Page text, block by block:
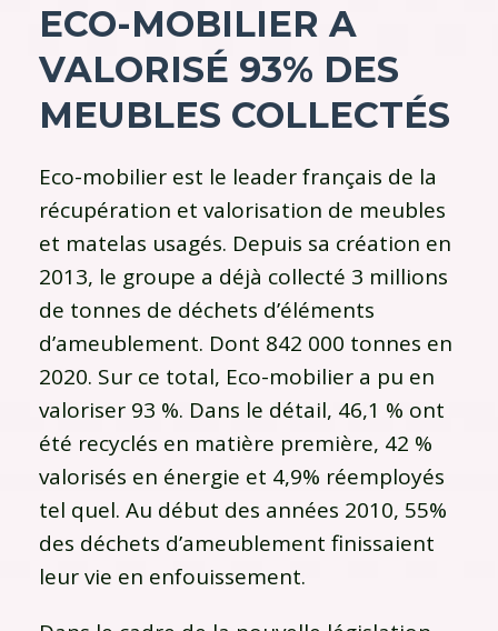
ECO-MOBILIER A
VALORISÉ 93% DES
MEUBLES COLLECTÉS
Eco-mobilier est le leader français de la
récupération et valorisation de meubles
et matelas usagés. Depuis sa création en
2013, le groupe a déjà collecté 3 millions
de tonnes de déchets d’éléments
d’ameublement. Dont 842 000 tonnes en
2020. Sur ce total, Eco-mobilier a pu en
valoriser 93 %. Dans le détail, 46,1 % ont
été recyclés en matière première, 42 %
valorisés en énergie et 4,9% réemployés
tel quel. Au début des années 2010, 55%
des déchets d’ameublement finissaient
leur vie en enfouissement.